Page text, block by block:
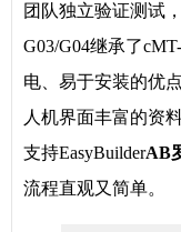
团队独立验证测试
G03/G04继承了
电、易于安装的优
人机界面丰富的资
支持EasyBuilderAB
流程直观又简单。